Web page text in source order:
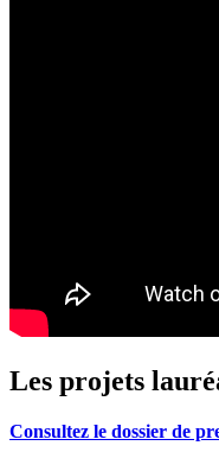
Les projets
Consultez le dossier de